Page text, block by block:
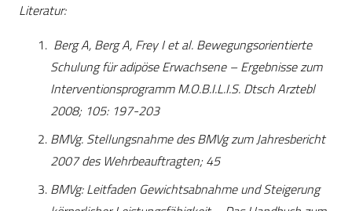
Literatur:
Berg A, Berg A, Frey I et al. Bewegungsorientierte
Schulung für adipöse Erwachsene – Ergebnisse zum
Interventionsprogramm M.O.B.I.L.I.S. Dtsch Arztebl
2008; 105: 197-203
BMVg. Stellungsnahme des BMVg zum Jahresbericht
2007 des Wehrbeauftragten; 45
BMVg: Leitfaden Gewichtsabnahme und Steigerung